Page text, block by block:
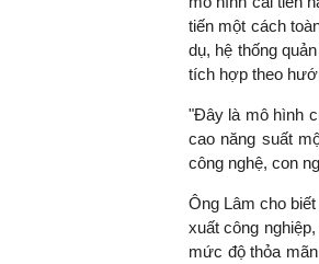
tiến một cách
dụ, hệ thống
tích hợp theo
"Đây là mô hình
cao năng suất
công nghệ, con
Ông Lâm cho
xuất công
mức độ thỏa